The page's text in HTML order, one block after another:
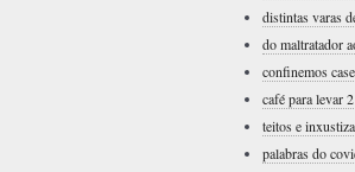
distintas varas
do maltratador
confinemos
café para levar 2
teitos e
palabras do